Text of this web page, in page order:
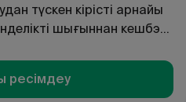
түскен кірісті арнайы
шығыннан кешбэк
ресімдеу